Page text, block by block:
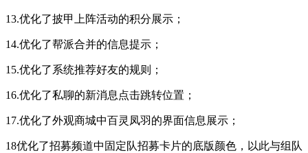
13.优化了披甲上阵活动的积分展示；
14.优化了帮派合并的信息提示；
15.优化了系统推荐好友的规则；
16.优化了私聊的新消息点击跳转位置；
17.优化了外观商城中百灵凤羽的界面信息展示；
18优化了招募频道中固定队招募卡片的底版颜色，以此与组队